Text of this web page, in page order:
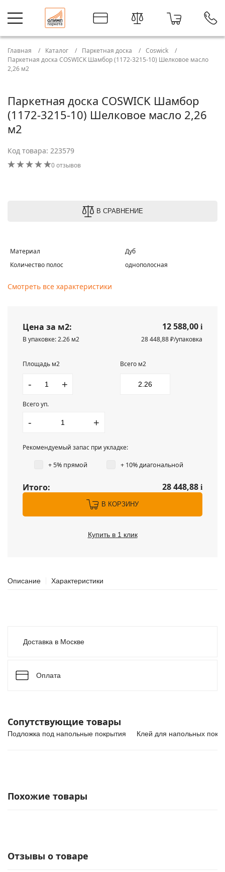
Главная Каталог Паркетная доска
Coswick
Паркетная доска COSWICK Шамбор (1172-3215-10) Шелковое масло
2,26 м2
Паркетная доска COSWICK Шамбор
(1172-3215-10) Шелковое масло 2,26
м2
Код товара: 223579
0 отзывов
В СРАВНЕНИЕ
Материал
Дуб
Количество полос
однополосная
Смотреть все характеристики
Цена за м2: 12 588,00 i
В упаковке: 2.26 м2
28 448,88 ₽/упаковка
Площадь м2
- +
Всего м2
Всего уп.
- +
Рекомендуемый запас при укладке:
+ 5% прямой + 10% диагональной
Итого: 28 448,88 i
В КОРЗИНУ
Купить в 1 клик
Описание Характеристики
Доставка в Москве
Оплата
Сопутствующие товары
Подложка под напольные покрытия Клей для напольных
Похожие товары
Отзывы о товаре